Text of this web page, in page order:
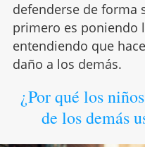
defenderse de forma
primero es poniendo
entendiendo que
daño a los demás.
¿Por qué los
de los demás